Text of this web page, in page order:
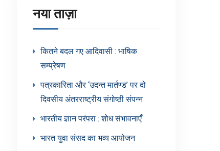
नया ताज़ा
कितने बदल गए आदिवासी : भाषिक
सम्प्रेषण
पत्रकारिता और ‘उदन्त मार्तण्ड’ पर दो
दिवसीय अंतरराष्ट्रीय संगोष्ठी संपन्न
भारतीय ज्ञान परंपरा : शोध संभावनाएँ
भारत युवा संसद का भव्य आयोजन